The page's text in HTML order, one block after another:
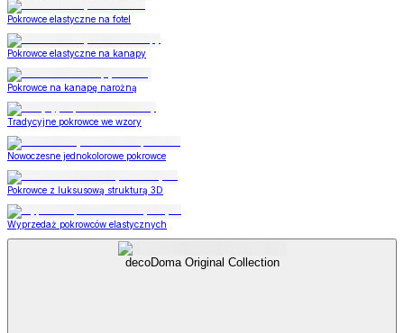
Pokrowce elastyczne na fotel
Pokrowce elastyczne na kanapy
Pokrowce na kanapę narożną
Tradycyjne pokrowce we wzory
Nowoczesne jednokolorowe pokrowce
Pokrowce z luksusową strukturą 3D
Wyprzedaż pokrowców elastycznych
decoDoma Original Collection